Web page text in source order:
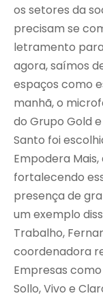
os setores da
precisam se
letramento
agora, saímos
espaços como
manhã, o
do Grupo Gold
Santo foi
Empodera
fortalecendo
presença de
um exemplo
Trabalho,
coordenadora
Empresas
Sollo, Vivo e